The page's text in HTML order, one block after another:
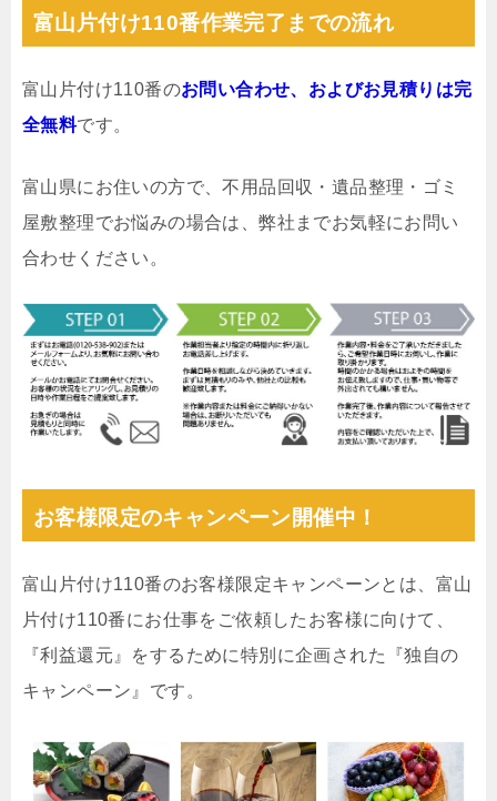
富山片付け110番作業完了までの流れ
富山片付け110番のお問い合わせ、およびお見積りは完
全無料です。
富山県にお住いの方で、不用品回収・遺品整理・ゴミ
屋敷整理でお悩みの場合は、弊社までお気軽にお問い
合わせください。
お客様限定のキャンペーン開催中！
富山片付け110番のお客様限定キャンペーンとは、富山
片付け110番にお仕事をご依頼したお客様に向けて、
『利益還元』をするために特別に企画された『独自の
キャンペーン』です。